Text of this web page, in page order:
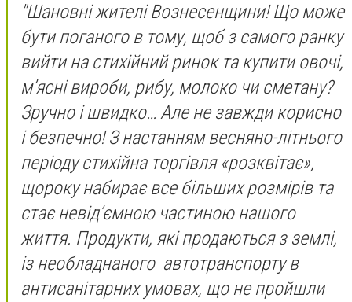
"Шановні жителі Вознесенщини! Що може
бути поганого в тому, щоб з самого ранку
вийти на стихійний ринок та купити овочі,
м’ясні вироби, рибу, молоко чи сметану?
Зручно і швидко… Але не завжди корисно
і безпечно! З настанням весняно-літнього
періоду стихійна торгівля «розквітає»,
щороку набирає все більших розмірів та
стає невід’ємною частиною нашого
життя. Продукти, які продаються з землі,
із необладнаного автотранспорту в
антисанітарних умовах, що не пройшли